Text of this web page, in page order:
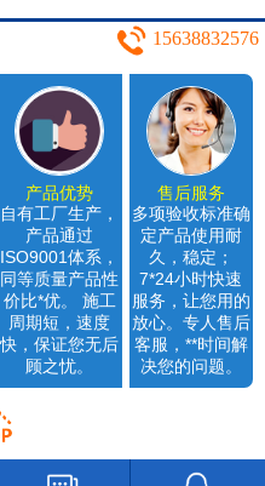
15638832576
产品优势
自有工厂生产，
产品通过
ISO9001体系，
同等质量产品性
价比*优。 施工
周期短，速度
快，保证您无后
顾之忧。
售后服务
多项验收标准确
定产品使用耐
久，稳定；
7*24小时快速
服务，让您用的
放心。专人售后
客服，**时间解
决您的问题。